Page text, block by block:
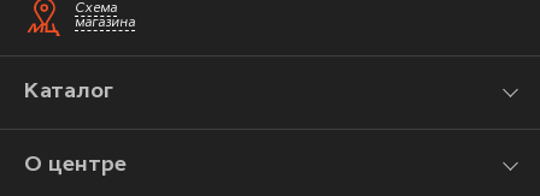
Схема
магазина
Каталог
О центре